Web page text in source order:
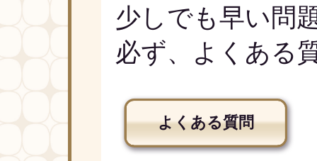
少しでも早い問
必ず、よくある
よくある質問